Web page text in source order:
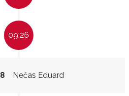
09:26
Nečas Eduard